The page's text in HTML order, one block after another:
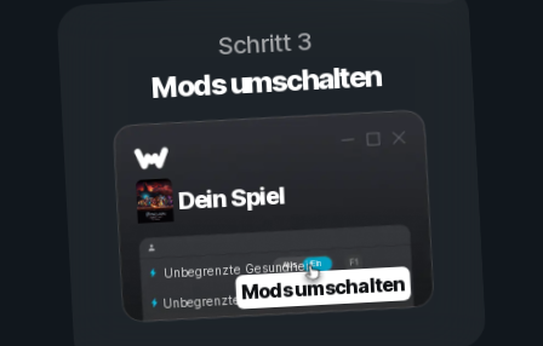
Schritt 3
Mods umschalten
Dein Spiel
Ein
Aus
Unbegrenzte Gesundheit
Unbegrenzte AusdauerMods umschalten